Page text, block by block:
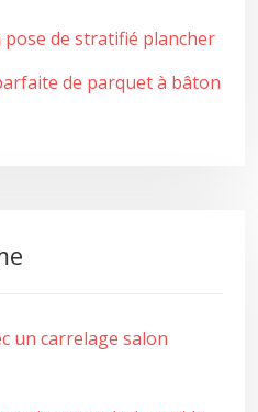
de stratifié plancher
de parquet à bâton
un carrelage salon